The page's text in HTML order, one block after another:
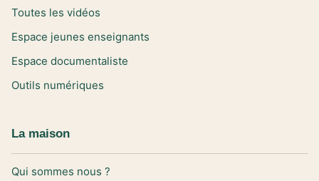
Toutes les vidéos
Espace jeunes enseignants
Espace documentaliste
Outils numériques
La maison
Qui sommes nous ?